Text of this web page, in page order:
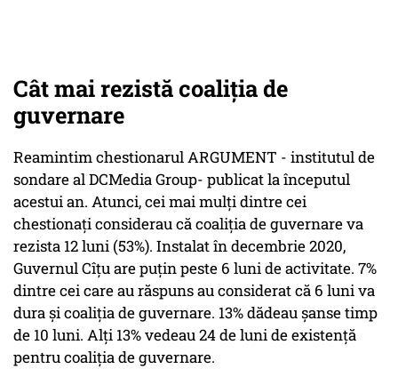
Cât mai rezistă coaliţia de
guvernare
Reamintim chestionarul ARGUMENT - institutul de
sondare al DCMedia Group- publicat la începutul
acestui an. Atunci, cei mai mulți dintre cei
chestionați considerau că coaliția de guvernare va
rezista 12 luni (53%). Instalat în decembrie 2020,
Guvernul Cîțu are puțin peste 6 luni de activitate. 7%
dintre cei care au răspuns au considerat că 6 luni va
dura și coaliția de guvernare. 13% dădeau șanse timp
de 10 luni. Alți 13% vedeau 24 de luni de existență
pentru coaliția de guvernare.